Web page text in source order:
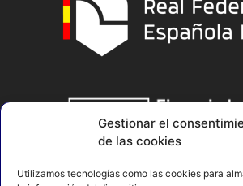
Gestionar el
de las cookies
Utilizamos tecnologías como las cookies para